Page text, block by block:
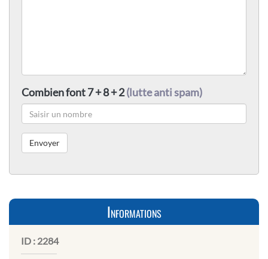
Combien font 7 + 8 + 2(lutte anti spam)
Informations
ID : 2284